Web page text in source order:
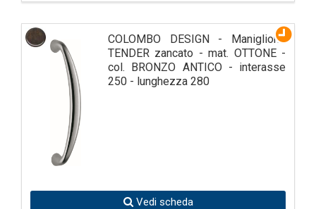
COLOMBO DESIGN - Maniglione
TENDER zancato - mat. OTTONE -
col. BRONZO ANTICO - interasse
250 - lunghezza 280
Vedi scheda